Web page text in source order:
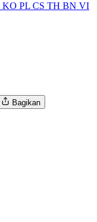
KO PL CS TH BN VI
Bagikan